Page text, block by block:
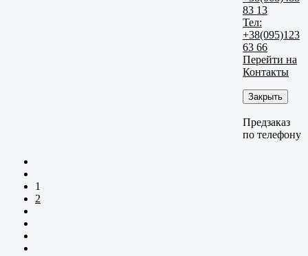
83 13
Тел:
+38(095)123
63 66
Перейти на
Контакты
Закрыть
Предзаказ
по телефону
1
2